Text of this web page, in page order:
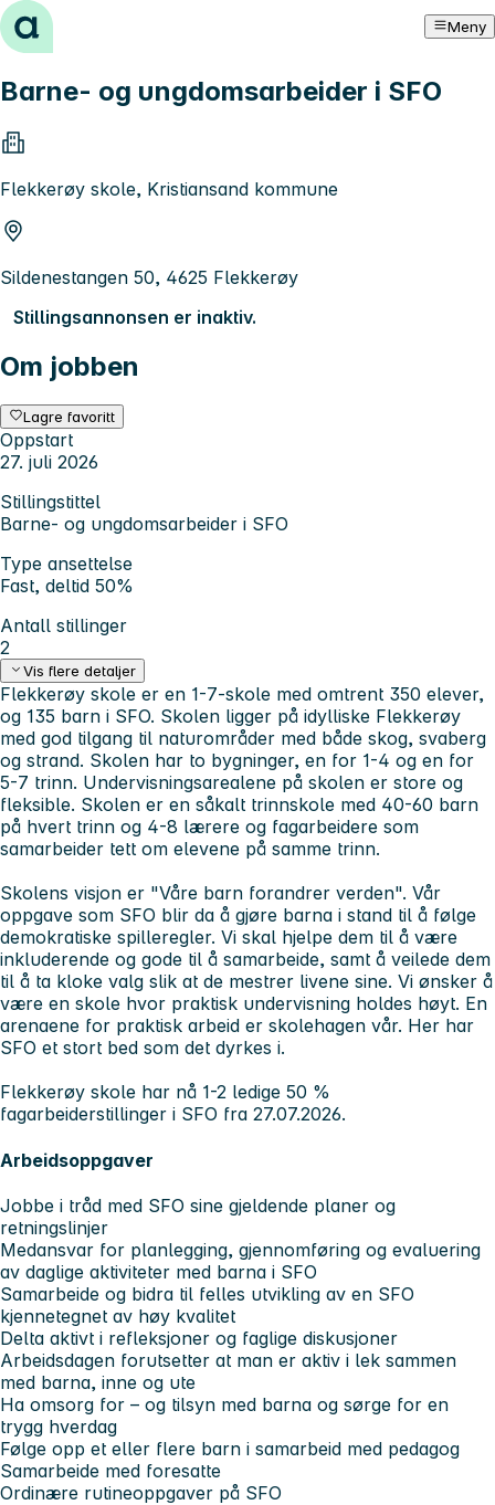
Hopp til innhold Meny
Barne- og ungdomsarbeider i SFO
Flekkerøy skole, Kristiansand kommune
Sildenestangen 50, 4625 Flekkerøy
Stillingsannonsen er inaktiv.
Om jobben
Lagre favoritt
Oppstart
27. juli 2026
Stillingstittel
Barne- og ungdomsarbeider i SFO
Type ansettelse
Fast, deltid 50%
Antall stillinger
2
Vis flere detaljer
Flekkerøy skole er en 1-7-skole med omtrent 350 elever,
og 135 barn i SFO. Skolen ligger på idylliske Flekkerøy
med god tilgang til naturområder med både skog, svaberg
og strand. Skolen har to bygninger, en for 1-4 og en for
5-7 trinn. Undervisningsarealene på skolen er store og
fleksible. Skolen er en såkalt trinnskole med 40-60 barn
på hvert trinn og 4-8 lærere og fagarbeidere som
samarbeider tett om elevene på samme trinn.
Skolens visjon er "Våre barn forandrer verden". Vår
oppgave som SFO blir da å gjøre barna i stand til å følge
demokratiske spilleregler. Vi skal hjelpe dem til å være
inkluderende og gode til å samarbeide, samt å veilede dem
til å ta kloke valg slik at de mestrer livene sine. Vi ønsker å
være en skole hvor praktisk undervisning holdes høyt. En
arenaene for praktisk arbeid er skolehagen vår. Her har
SFO et stort bed som det dyrkes i.
Flekkerøy skole har nå 1-2 ledige 50 %
fagarbeiderstillinger i SFO fra 27.07.2026.
Arbeidsoppgaver
Jobbe i tråd med SFO sine gjeldende planer og
retningslinjer
Medansvar for planlegging, gjennomføring og evaluering
av daglige aktiviteter med barna i SFO
Samarbeide og bidra til felles utvikling av en SFO
kjennetegnet av høy kvalitet
Delta aktivt i refleksjoner og faglige diskusjoner
Arbeidsdagen forutsetter at man er aktiv i lek sammen
med barna, inne og ute
Ha omsorg for – og tilsyn med barna og sørge for en
trygg hverdag
Følge opp et eller flere barn i samarbeid med pedagog
Samarbeide med foresatte
Ordinære rutineoppgaver på SFO